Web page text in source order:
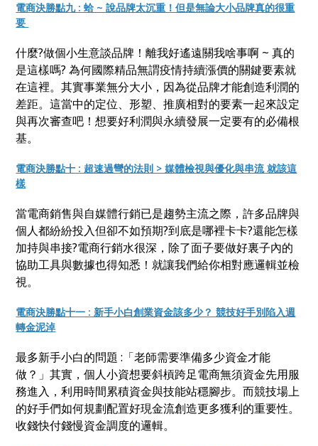
電商決勝點九 : 蛤 ~ 說品牌太沉重！但是無論大小品牌真的很重
要
什麼?做個小生意談品牌！離我好遙遠關我啥事啊 ~ 真的
是這樣嗎? 為何國際精品無謂疫情持續漲價的關鍵要素就
在這裡。其實事業無分大小，因為從品牌才能創造利潤的
差距。這當中的定位、形塑、推廣相對的要素一起來設定
與再次審查吧！想要好利潤與永續發展一定要有的必備根
基。
電商決勝點十 : 超速過彎的法則 > 媒體檢視與優化與串流 就該這
樣
當電商銷售與自媒體行銷已是趨勢主流之際，許多品牌與
個人都紛紛投入但卻不如預期?到底是哪裡卡卡?還能怎樣
加持與串接?電商行銷水很深，除了面子要做好裏子內的
協助工具與數據也得知悉！就讓我們給你相對應邏輯並檢
視。
電商決勝點十一 : 新手小白創業資金該多少？ 競技好手別陷入週
轉金泥淖
最多新手小白的問題 :「老師需要準備多少資金才能
做？」其實，個人小資想要斜槓跨足電商無須資金先用服
務進入，利用時間累積資金與技能站穩腳步。而競技場上
的好手們如何規劃配置好現金流創造更多獲利的重要性。
收錢快付錢慢資金調度的邏輯。